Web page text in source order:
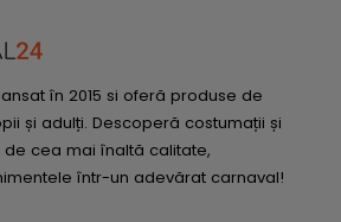
în 2015 si oferă produse de
și adulți. Descoperă costumații și
cea mai înaltă calitate,
într-un adevărat carnaval!